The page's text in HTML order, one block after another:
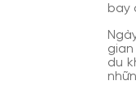
bay
du